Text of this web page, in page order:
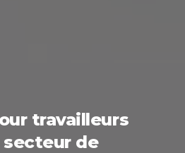
travailleurs
de